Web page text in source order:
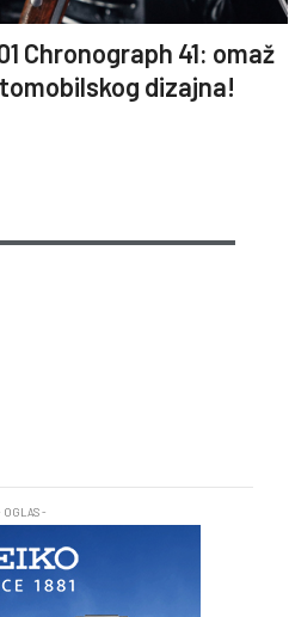
Chronograph 41: omaž
dizajna!
OGLAS -